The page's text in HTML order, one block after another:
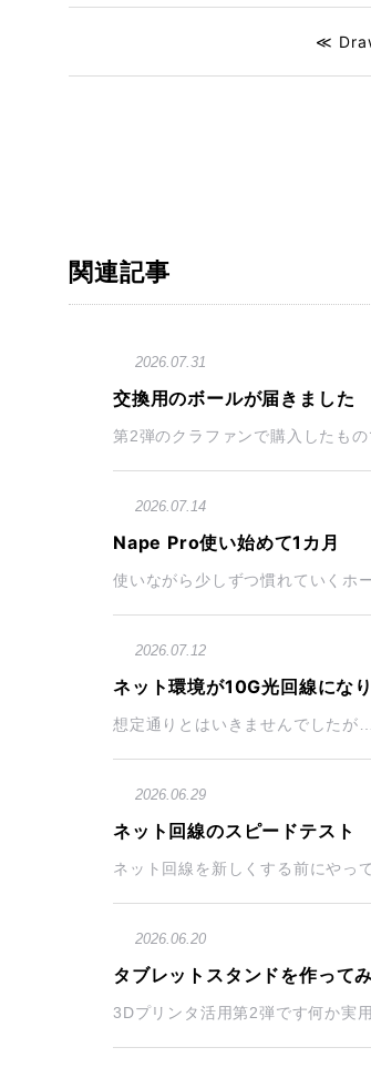
≪
関連記事
2026.07.31
交換用のボールが届きました
第2弾のクラファンで購入したも
2026.07.14
Nape Pro使い始めて1カ月
使いながら少しずつ慣れていくホ
2026.07.12
ネット環境が10G光回線にな
想定通りとはいきませんでした
2026.06.29
ネット回線のスピードテスト
ネット回線を新しくする前にやっ
2026.06.20
タブレットスタンドを作って
3Dプリンタ活用第2弾です何か実